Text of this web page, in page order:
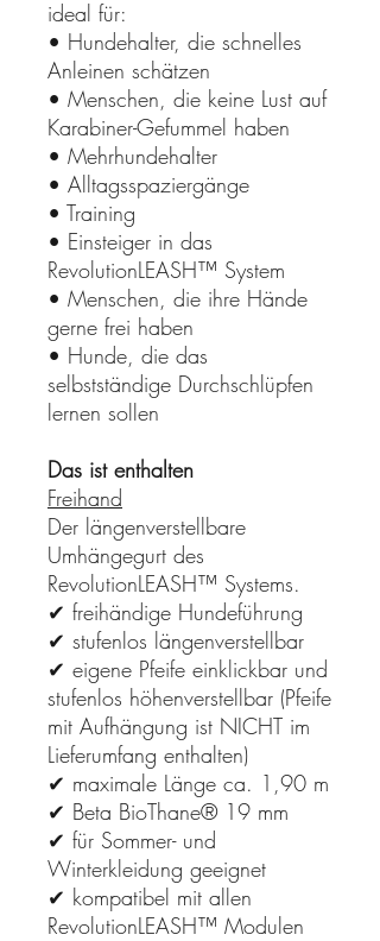
ideal für:
• Hundehalter, die schnelles
Anleinen schätzen
• Menschen, die keine Lust auf
Karabiner-Gefummel haben
• Mehrhundehalter
• Alltagsspaziergänge
• Training
• Einsteiger in das
RevolutionLEASH™ System
• Menschen, die ihre Hände
gerne frei haben
• Hunde, die das
selbstständige Durchschlüpfen
lernen sollen
Das ist enthalten
Freihand
Der längenverstellbare
Umhängegurt des
RevolutionLEASH™ Systems.
✔ freihändige Hundeführung
✔ stufenlos längenverstellbar
✔ eigene Pfeife einklickbar und
stufenlos höhenverstellbar (Pfeife
mit Aufhängung ist NICHT im
Lieferumfang enthalten)
✔ maximale Länge ca. 1,90 m
✔ Beta BioThane® 19 mm
✔ für Sommer- und
Winterkleidung geeignet
✔ kompatibel mit allen
RevolutionLEASH™ Modulen